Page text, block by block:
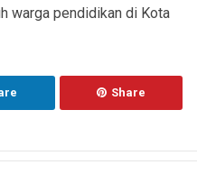
warga pendidikan di Kota
Share